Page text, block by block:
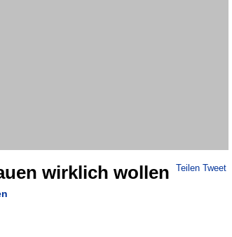
Teilen Tweet
wirklich wollen